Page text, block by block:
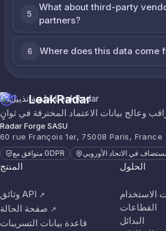
5
What about third-party
partners?
6 Where does this data come
LeakRadar
Radar Forge SASU
60 rue François 1er, 75008 Paris, France
متوافق مع GDPR في الاتحاد الأوروبي
المنتج
وثائق API ↗
صفحة الحالة ↗
قاعدة بيانات التسريبات
الحلول
الاستخدام
القطاعات
البدائل